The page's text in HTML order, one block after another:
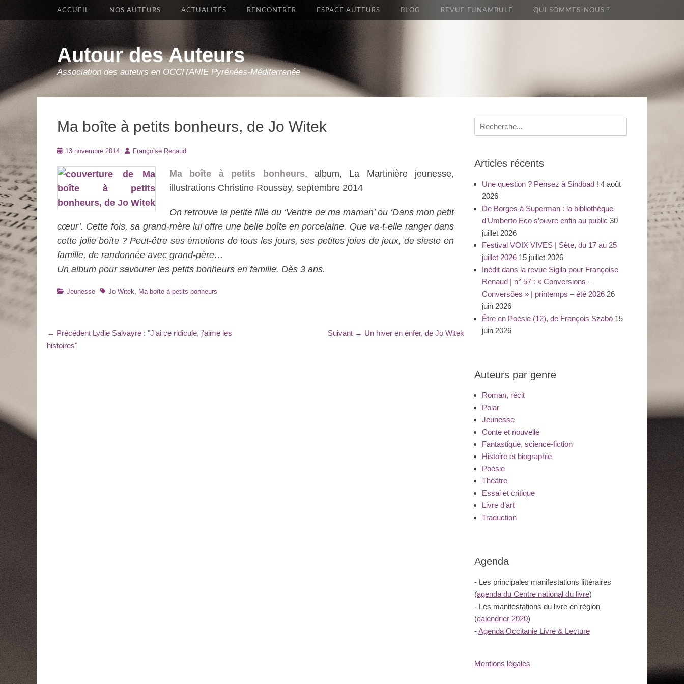
Autour des Auteurs
Association des auteurs en OCCITANIE Pyrénées-Méditerranée
Premier Menu
Aller
ACCUEIL NOS AUTEURS ACTUALITÉS RENCONTRER ESPACE AUTEURS BLOG REVUE FUNAMBULE QUI SOMMES-NOUS ?
Ma boîte à petits bonheurs, de Jo Witek
Posté13 novembre 2014 AuteurFrançoise Renaud
Ma boîte à petits bonheurs, album, La Martinière jeunesse,
illustrations Christine Roussey, septembre 2014
On retrouve la petite fille du ‘Ventre de ma maman’ ou ‘Dans mon petit
cœur’. Cette fois, sa grand-mère lui offre une belle boîte en porcelaine. Que va-t-elle ranger dans
cette jolie boîte ? Peut-être ses émotions de tous les jours, ses petites joies de jeux, de sieste en
famille, de randonnée avec grand-père…
Un album pour savourer les petits bonheurs en famille. Dès 3 ans.
Catégories
Jeunesse TagsJo Witek, Ma boîte à petits bonheurs
Navigation
de
← Précédent Article
Lydie Salvayre : "J'ai ce ridicule, j'aime les
histoires"
Suivant → Article
Un hiver en enfer, de Jo Witek
Recherche
pour
Articles récents
Une question ? Pensez à Sindbad ! 4 août
2026
De Borges à Superman : la bibliothèque
d’Umberto Eco s’ouvre enfin au public 30
juillet 2026
Festival VOIX VIVES | Sète, du 17 au 25
juillet 2026 15 juillet 2026
Inédit dans la revue Sigila pour Françoise
Renaud | n° 57 : « Conversions –
Conversões » | printemps – été 2026 26
juin 2026
Être en Poésie (12), de François Szabó 15
juin 2026
Auteurs par genre
Roman, récit
Polar
Jeunesse
Conte et nouvelle
Fantastique, science-fiction
Histoire et biographie
Poésie
Théâtre
Essai et critique
Livre d’art
Traduction
Agenda
- Les principales manifestations littéraires
(agenda du Centre national du livre)
- Les manifestations du livre en région
(calendrier 2020)
-Agenda Occitanie Livre & Lecture
Mentions légales